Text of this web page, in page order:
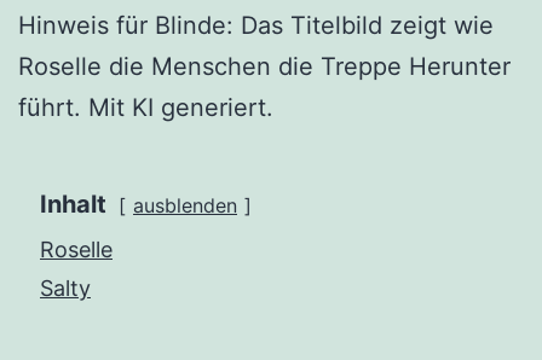
Hinweis für Blinde: Das Titelbild zeigt wie
Roselle die Menschen die Treppe Herunter
führt. Mit KI generiert.
Inhalt ausblenden
Roselle
Salty